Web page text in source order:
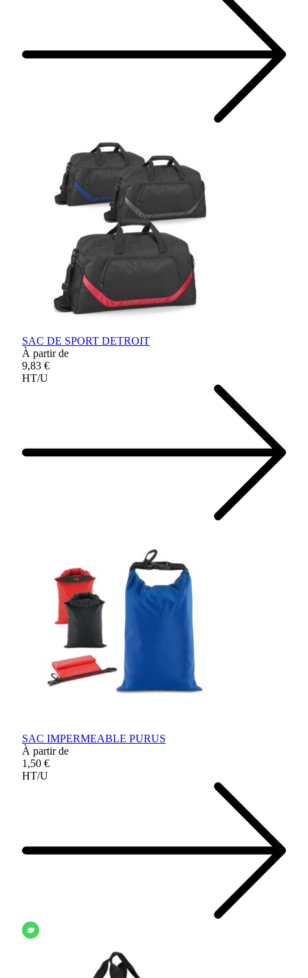
SAC DE SPORT DETROIT
À partir de
9,83 €
HT/U
SAC IMPERMEABLE PURUS
À partir de
1,50 €
HT/U